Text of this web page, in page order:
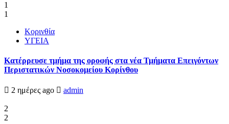
1
1
Κορινθία
ΥΓΕΙΑ
Kατέρρευσε τμήμα της οροφής στα νέα Τμήματα Επειγόντων
Περιστατικών Νοσοκομείου Κορίνθου
2 ημέρες ago admin
2
2